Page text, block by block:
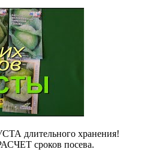
длительного хранения!
сроков посева.